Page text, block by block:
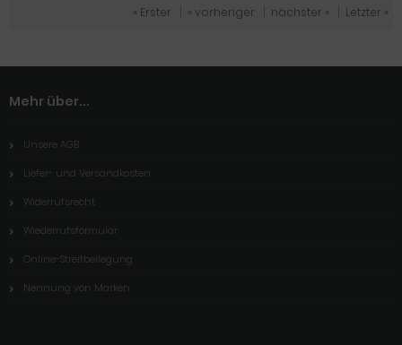
« Erster « vorheriger nächster » Letzter »
Mehr über...
Unsere AGB
Liefer- und Versandkosten
Widerrufsrecht
Wiederrufsformular
Online-Streitbeilegung
Nennung von Marken